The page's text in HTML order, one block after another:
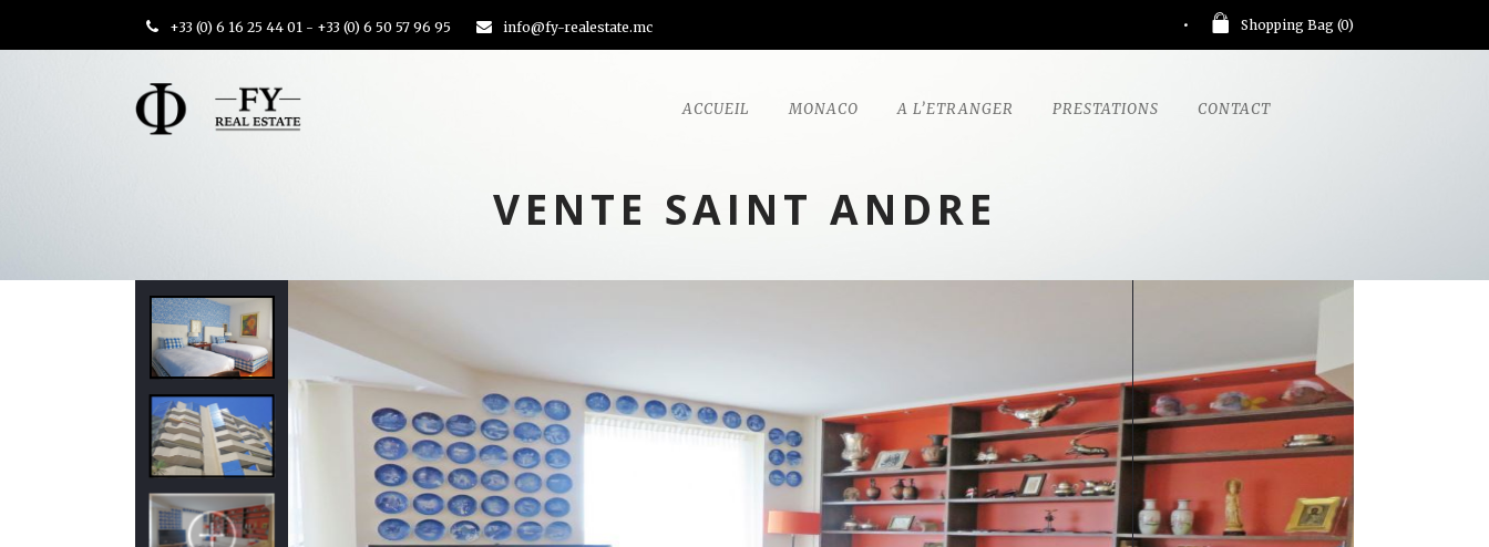
+33 (0) 6 16 25 44 01 - +33 (0) 6 50 57 96 95 info@fy-realestate.mc Shopping Bag (0)
ACCUEIL MONACO A L’ETRANGER PRESTATIONS CONTACT
VENTE SAINT ANDRE